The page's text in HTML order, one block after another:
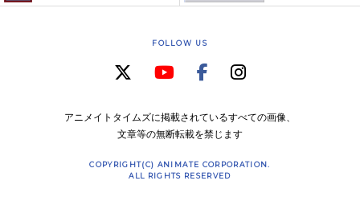
FOLLOW US
アニメイトタイムズに掲載されているすべての画像、
文章等の無断転載を禁じます
COPYRIGHT(C) ANIMATE CORPORATION.
ALL RIGHTS RESERVED